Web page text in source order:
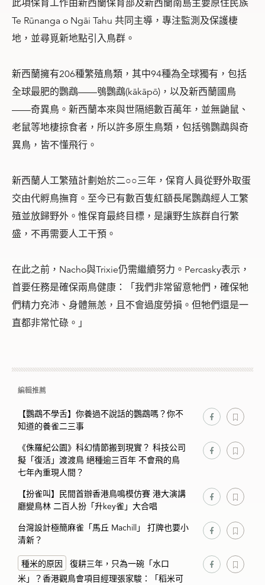
此項保育工作由新西蘭保育部及新西蘭南島主要原住民族
Te Rūnanga o Ngāi Tahu 共同主導，專注監測及保護棲
地，並尋覓新地點引入鳥群。
新西蘭擁有206種繁殖鳥類，其中94種為全球獨有，包括
全球最肥的鸚鵡——鴞鸚鵡(kākāpō)，以及新西蘭國鳥
——奇異鳥。新西蘭本來與世隔絕數百萬年，並無鼬鼠、
老鼠等地棲掠食者，所以許多原生鳥類，包括鴞鸚鵡與奇
異鳥，皆不懂飛行。
新西蘭人工繁殖計劃始於二○○三年，保育人員從野外取蛋
交由代孵鳥撫育。至今已有數百隻紅額長尾鸚鵡經人工繁
殖並放歸野外。惟保育最終目標，是讓野生族群自行繁
盛，不再需要人工干預。
在此之前，Nacho與Trixie仍需繼續努力。Percasky表示，
首要任務是確保兩鳥健康：「我們非常留意牠們，確保牠
們精力充沛、身體無恙，且不會過度勞損。但牠們還是一
直都非常忙碌。」
編輯推薦
【鸚鵡不學舌】你養過不說話的鸚鵡嗎？你不
知道的養雀二三事
《侏羅紀公園》科幻情節搬到現實？ 科技公司
擬「復活」渡渡鳥 絕種逾三百年 不會飛的鳥
七年內重現人間？
【扮雀叫】民間首辦香港鳥鳴模仿賽 港大演講
廳變鳥林 二百人扮「升key雀」大合唱
台灣設計極簡麻雀「馬丘 Machill」 打牌也要小
清新？
種米的原因
復耕三年，只為一碗「水口
米」？香港觀鳥會項目經理張家駿：「稻米可